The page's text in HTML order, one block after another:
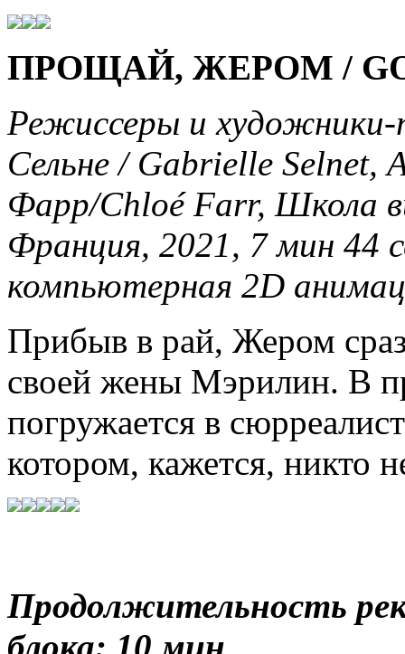
ПРОЩАЙ, ЖЕРОМ /
Режиссеры и
Сельне / Gabrielle
Фарр/Chloé Farr, Школа
Франция, 2021, 7 мин 44
компьютерная 2D
Прибыв в рай, Жером
своей жены Мэрилин. В
погружается в
котором, кажется, никто
Продолжительность
блока: 10 мин